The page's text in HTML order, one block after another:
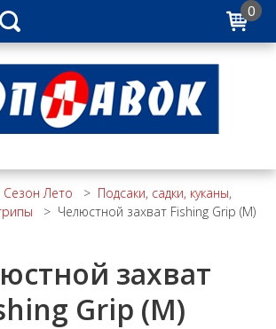
0
Сезон Лето > Подсаки, садки, куканы,
> Челюстной захват Fishing Grip (M)
захват
Grip (M)